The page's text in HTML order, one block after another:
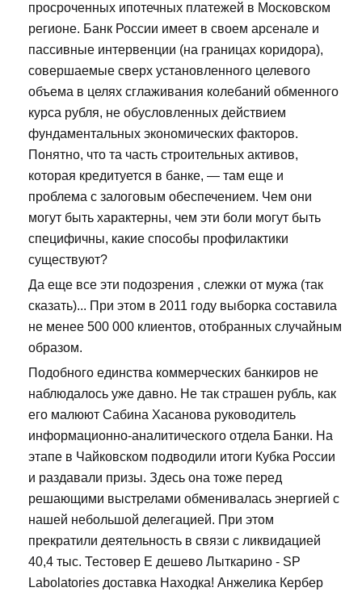
просроченных ипотечных платежей в Московском
регионе. Банк России имеет в своем арсенале и
пассивные интервенции (на границах коридора),
совершаемые сверх установленного целевого
объема в целях сглаживания колебаний обменного
курса рубля, не обусловленных действием
фундаментальных экономических факторов.
Понятно, что та часть строительных активов,
которая кредитуется в банке, — там еще и
проблема с залоговым обеспечением. Чем они
могут быть характерны, чем эти боли могут быть
специфичны, какие способы профилактики
существуют?
Да еще все эти подозрения , слежки от мужа (так
сказать)... При этом в 2011 году выборка составила
не менее 500 000 клиентов, отобранных случайным
образом.
Подобного единства коммерческих банкиров не
наблюдалось уже давно. Не так страшен рубль, как
его малюют Сабина Хасанова руководитель
информационно-аналитического отдела Банки. На
этапе в Чайковском подводили итоги Кубка России
и раздавали призы. Здесь она тоже перед
решающими выстрелами обменивалась энергией с
нашей небольшой делегацией. При этом
прекратили деятельность в связи с ликвидацией
40,4 тыс. Тестовер Е дешево Лыткарино - SP
Labolatories доставка Находка! Анжелика Кербер